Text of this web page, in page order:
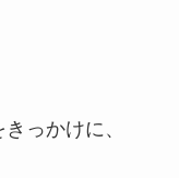
っかけに、